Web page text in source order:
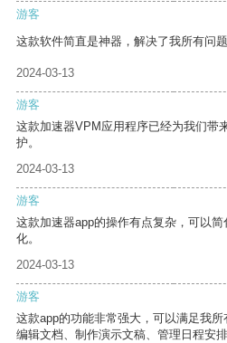
游客
这款软件简直是神器，解决了我所有问题
2024-03-13
游客
这款加速器VPM应用程序已经为我们带
护。
2024-03-13
游客
这款加速器app的操作有点复杂，可以
化。
2024-03-13
游客
这款app的功能非常强大，可以满足我
编辑文档、制作演示文稿、管理日程安排